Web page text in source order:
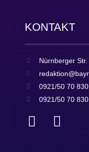
KONTAKT
Nürnberger
0921/50 70 830
0921/50 70 830